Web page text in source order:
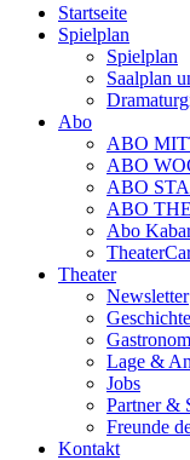
Startseite
Spielplan
Spielplan
Saalplan
Abo
ABO
ABO
ABO
ABO
Abo
Theater
Newsletter
Geschichte
Lage &
Jobs
Partner &
Freunde
Kontakt